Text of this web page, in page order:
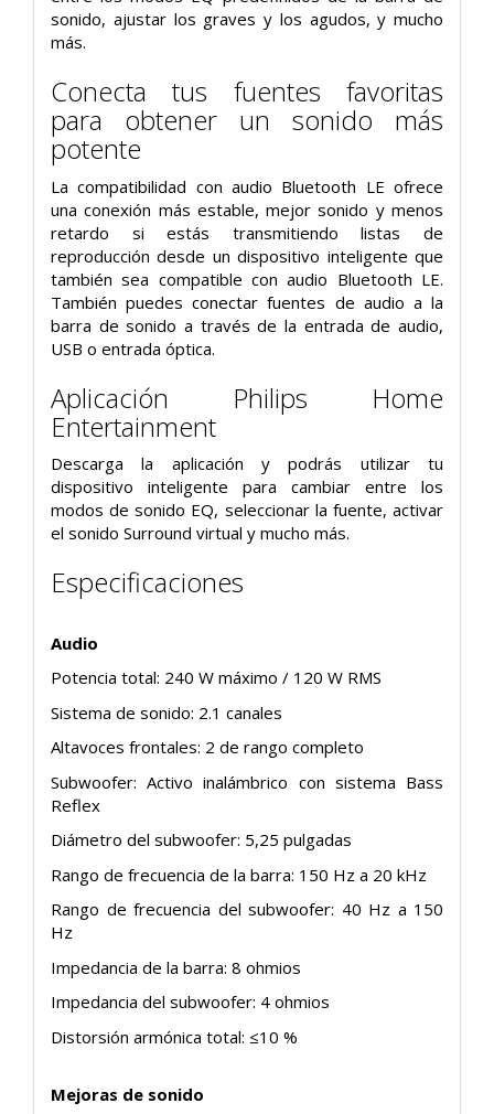
sonido, ajustar los graves y los agudos, y mucho
más.
Conecta tus fuentes favoritas
para obtener un sonido más
potente
La compatibilidad con audio Bluetooth LE ofrece
una conexión más estable, mejor sonido y menos
retardo si estás transmitiendo listas de
reproducción desde un dispositivo inteligente que
también sea compatible con audio Bluetooth LE.
También puedes conectar fuentes de audio a la
barra de sonido a través de la entrada de audio,
USB o entrada óptica.
Aplicación Philips Home
Entertainment
Descarga la aplicación y podrás utilizar tu
dispositivo inteligente para cambiar entre los
modos de sonido EQ, seleccionar la fuente, activar
el sonido Surround virtual y mucho más.
Especificaciones
Audio
Potencia total: 240 W máximo / 120 W RMS
Sistema de sonido: 2.1 canales
Altavoces frontales: 2 de rango completo
Subwoofer: Activo inalámbrico con sistema Bass
Reflex
Diámetro del subwoofer: 5,25 pulgadas
Rango de frecuencia de la barra: 150 Hz a 20 kHz
Rango de frecuencia del subwoofer: 40 Hz a 150
Hz
Impedancia de la barra: 8 ohmios
Impedancia del subwoofer: 4 ohmios
Distorsión armónica total: ≤10 %
Mejoras de sonido